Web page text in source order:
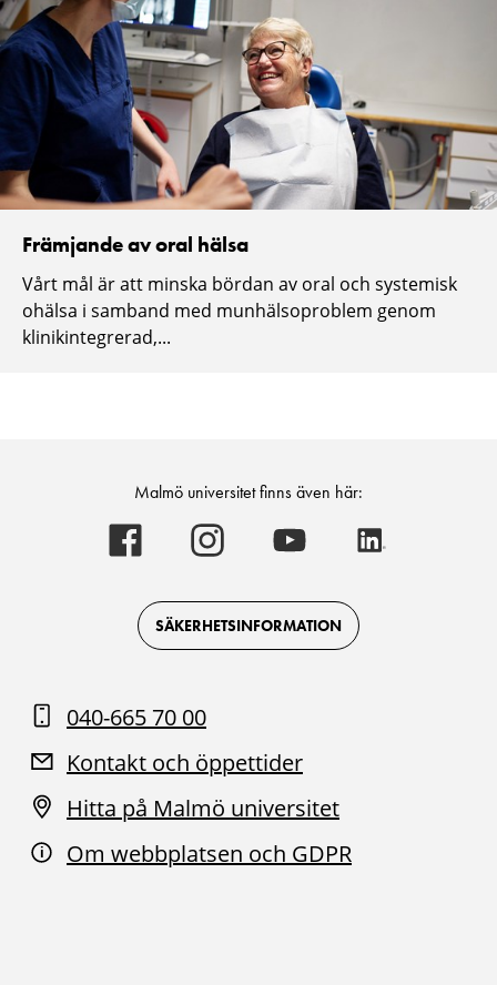
Främjande av oral hälsa
Vårt mål är att minska bördan av oral och systemisk
ohälsa i samband med munhälsoproblem genom
klinikintegrerad,...
Malmö universitet finns även här:
Malmö
universitet
on
Facebook
Malmö
universitet
on
Instagram
Malmö
universitet
on
Youtube
SÄKERHETSINFORMATION
040-665 70 00
Kontakt och öppettider
Hitta på Malmö universitet
Om webbplatsen och GDPR